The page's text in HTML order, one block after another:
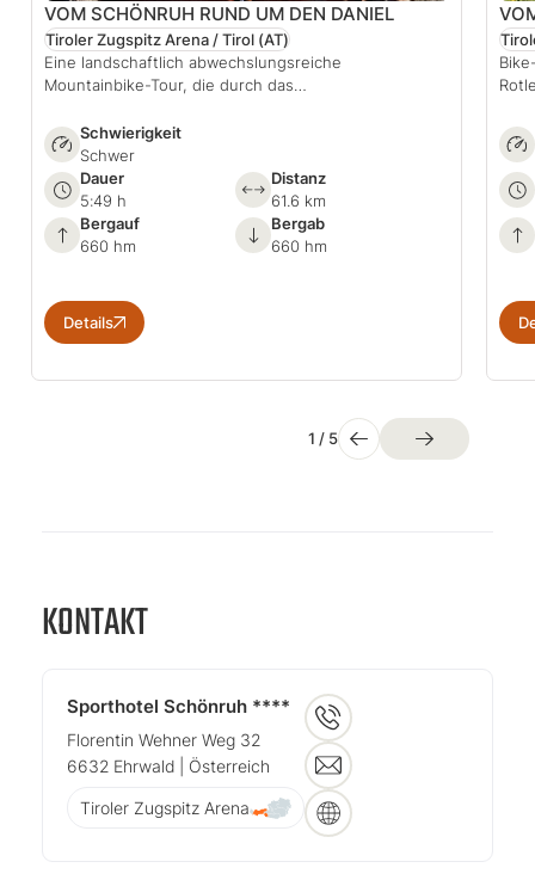
VOM SCHÖNRUH RUND UM DEN DANIEL
Tiroler Zugspitz Arena / Tirol (AT)
Eine landschaftlich abwechslungsreiche
Mountainbike-Tour, die durch das…
Schwierigkeit
Schwer
Dauer
5:49 h
Distanz
61.6 km
Bergauf
660 hm
Bergab
660 hm
Details
1 / 5
KONTAKT
Sporthotel Schönruh ****
Florentin Wehner Weg 32
6632 Ehrwald | Österreich
Tiroler Zugspitz Arena